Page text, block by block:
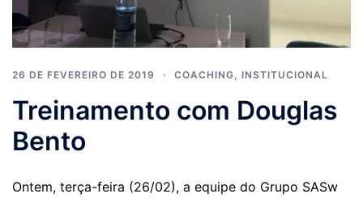
26 DE FEVEREIRO DE 2019 COACHING INSTITUCIONAL
Treinamento com Douglas
Bento
Ontem, terça-feira (26/02), a equipe do Grupo SASw